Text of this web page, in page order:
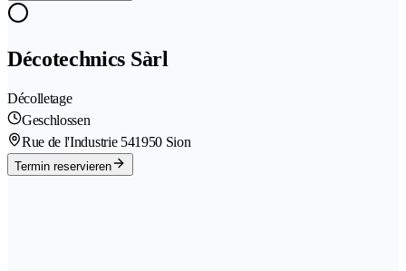
Décotechnics Sàrl
Décolletage
Geschlossen
Rue de l'Industrie 541950 Sion
Termin reservieren